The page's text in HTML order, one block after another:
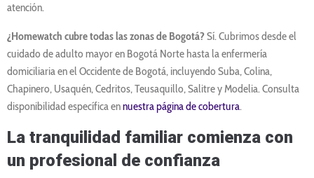
atención.
¿Homewatch cubre todas las zonas de Bogotá?Sí. Cubrimos desde el
cuidado de adulto mayor en Bogotá Norte hasta la enfermería
domiciliaria en el Occidente de Bogotá, incluyendo Suba, Colina,
Chapinero, Usaquén, Cedritos, Teusaquillo, Salitre y Modelia. Consulta
disponibilidad específica ennuestra página de cobertura.
La tranquilidad familiar comienza con
un profesional de confianza